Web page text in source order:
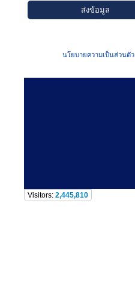
นโยบายความเป็นส่วนตัว
Visitors: 2,445,810